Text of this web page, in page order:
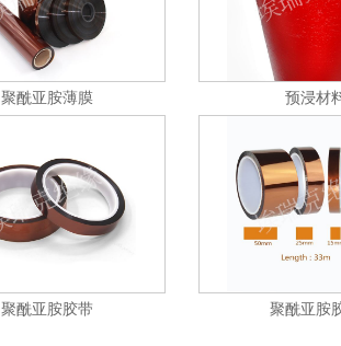
聚酰亚胺薄膜 预浸材
聚酰亚胺胶带 聚酰亚胺